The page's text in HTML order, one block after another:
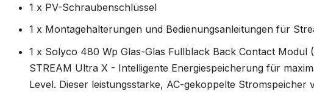
1 x PV-Schraubenschlüssel
1 x Montagehalterungen und Bedienungsanleitungen für
1 x Solyco 480 Wp Glas-Glas Fullblack Back Contact
STREAM Ultra X - Intelligente Energiespeicherung für
Level. Dieser leistungsstarke, AC-gekoppelte Stromspeicher